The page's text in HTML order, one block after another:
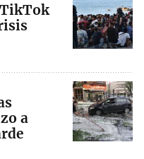
TikTok
a